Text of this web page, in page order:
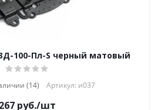
100-Пл-S черный матовый
(14) Артикул: и037
267руб./шт